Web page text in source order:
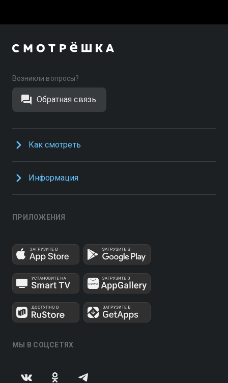
Возникли вопросы?
Обратная связь
Как смотреть
Информация
ПРИЛОЖЕНИЯ
МЫ В СОЦСЕТЯХ